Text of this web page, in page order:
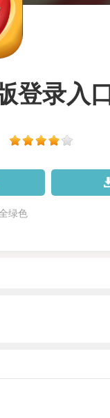
登录入口
绿色